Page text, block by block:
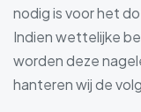
nodig is voor het
Indien wettelijke
worden deze
hanteren wij de